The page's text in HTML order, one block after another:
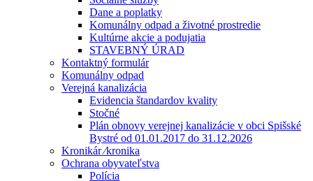
Dane a poplatky
Komunálny odpad a životné prostredie
Kultúrne akcie a podujatia
STAVEBNÝ ÚRAD
Kontaktný formulár
Komunálny odpad
Verejná kanalizácia
Evidencia štandardov kvality
Stočné
Plán obnovy verejnej kanalizácie v obci Spišské
Bystré od 01.01.2017 do 31.12.2026
Kronikár ⁄kronika
Ochrana obyvateľstva
Polícia